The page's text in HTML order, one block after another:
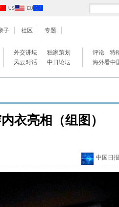
US EU
子 社区 专题
外交讲坛
独家策划
风云对话
中日论坛
评论 特
海外看中
衣亮相（组图）
中国日